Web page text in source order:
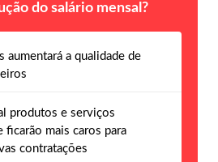
do salário mensal?
aumentará a qualidade de
produtos e serviços
ficarão mais caros para
contratações